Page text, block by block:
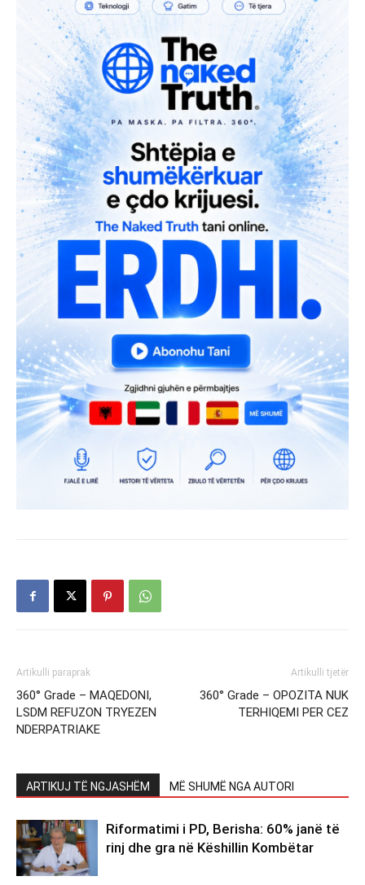
Artikulli paraprak
360° Grade – MAQEDONI,
LSDM REFUZON TRYEZEN
NDERPATRIAKE
Artikulli tjetër
360° Grade – OPOZITA NUK
TERHIQEMI PER CEZ
ARTIKUJ TË NGJASHËM MË SHUMË NGA AUTORI
Riformatimi i PD, Berisha: 60% janë të
rinj dhe gra në Këshillin Kombëtar